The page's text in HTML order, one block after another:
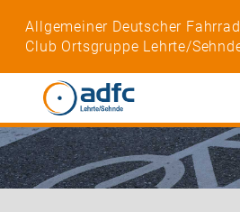
Allgemeiner Deutscher
Club Ortsgruppe Lehrte/